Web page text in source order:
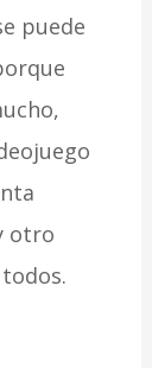
puede
otro